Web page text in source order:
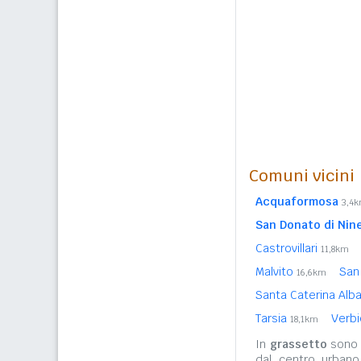
Comuni vicini
Acquaformosa
San Donato di
Castrovillari 11,8km
Malvito 16,6km
Santa Caterina
Tarsia 18,1km
In grassetto